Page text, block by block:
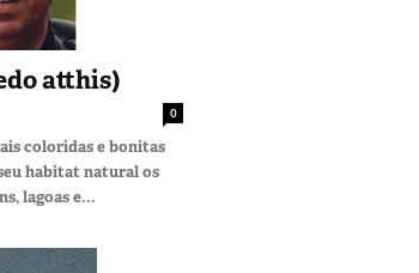
atthis)
0
coloridas e bonitas
habitat natural os
lagoas e...